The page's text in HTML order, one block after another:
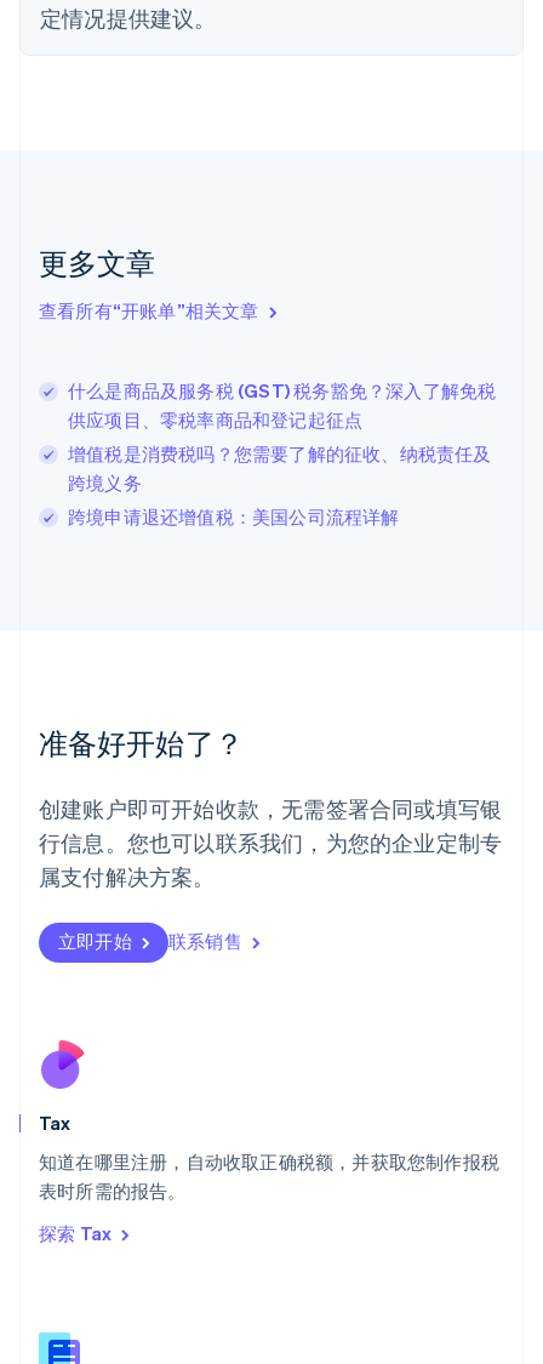
定情况提供建议。
更多文章
查看所有“开账单”相关文章
什么是商品及服务税 (GST) 税务豁免？深入了解免税
供应项目、零税率商品和登记起征点
增值税是消费税吗？您需要了解的征收、纳税责任及
跨境义务
跨境申请退还增值税：美国公司流程详解
准备好开始了？
创建账户即可开始收款，无需签署合同或填写银
行信息。您也可以联系我们，为您的企业定制专
属支付解决方案。
立即开始 联系销售
Tax
知道在哪里注册，自动收取正确税额，并获取您制作报税
表时所需的报告。
探索 Tax
法国
FrançaisEnglish
English
克罗地亚
EnglishItaliano
立陶宛
English
列支敦士登
DeutschEnglish
卢森堡
Français Deutsch
罗马尼亚
墨西哥
EspañolEnglish
English
葡萄牙
PortuguêsEnglish
日本
瑞典
Svenska English
瑞士
English
斯洛伐克
泰国
ไทยEnglish
English
English